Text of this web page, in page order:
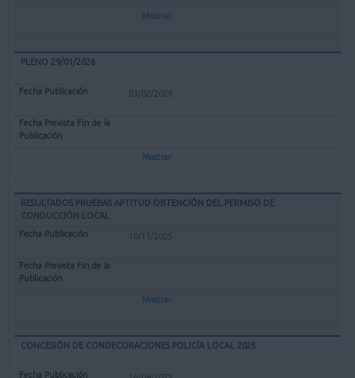
Mostrar
PLENO 29/01/2026
03/02/2026
Mostrar
RESULTADOS PRUEBAS APTITUD OBTENCIÓN DEL PERMISO DE
CONDUCCIÓN LOCAL
10/11/2025
Mostrar
CONCESIÓN DE CONDECORACIONES POLICÍA LOCAL 2025